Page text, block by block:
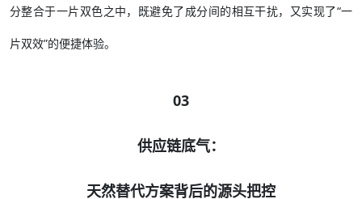
分整合于一片双色之中，既避免了成分间的相互干扰，又实现了“一
片双效”的便捷体验。
03
供应链底气：
天然替代方案背后的源头把控